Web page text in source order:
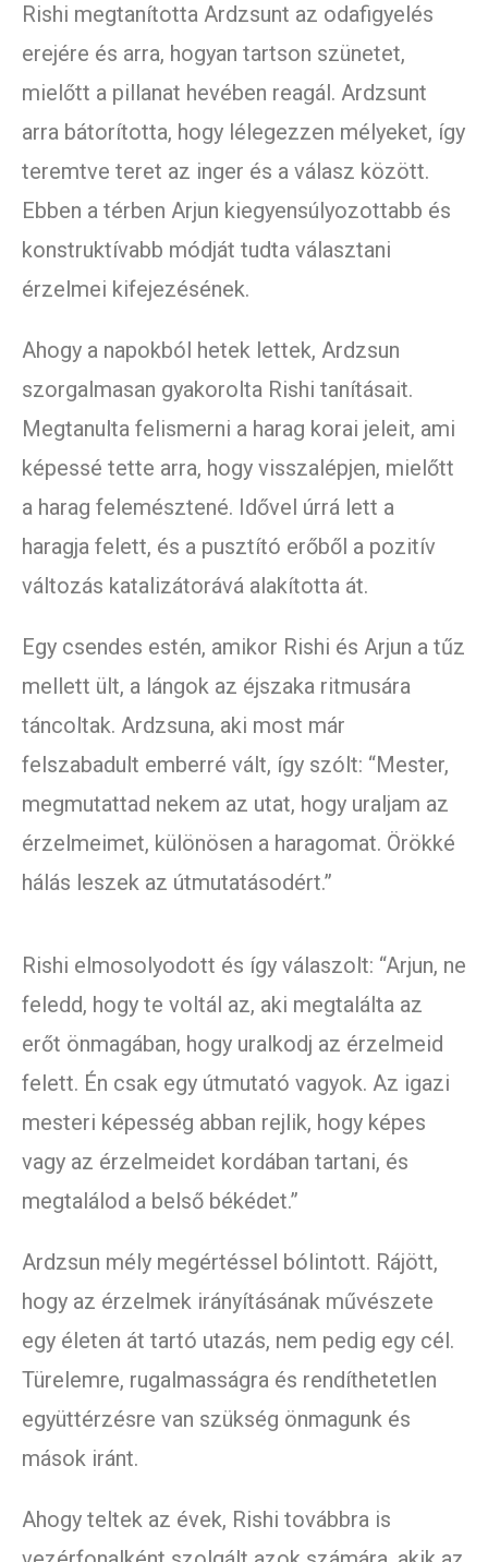
Rishi megtanította Ardzsunt az odafigyelés
erejére és arra, hogyan tartson szünetet,
mielőtt a pillanat hevében reagál. Ardzsunt
arra bátorította, hogy lélegezzen mélyeket, így
teremtve teret az inger és a válasz között.
Ebben a térben Arjun kiegyensúlyozottabb és
konstruktívabb módját tudta választani
érzelmei kifejezésének.
Ahogy a napokból hetek lettek, Ardzsun
szorgalmasan gyakorolta Rishi tanításait.
Megtanulta felismerni a harag korai jeleit, ami
képessé tette arra, hogy visszalépjen, mielőtt
a harag felemésztené. Idővel úrrá lett a
haragja felett, és a pusztító erőből a pozitív
változás katalizátorává alakította át.
Egy csendes estén, amikor Rishi és Arjun a tűz
mellett ült, a lángok az éjszaka ritmusára
táncoltak. Ardzsuna, aki most már
felszabadult emberré vált, így szólt: “Mester,
megmutattad nekem az utat, hogy uraljam az
érzelmeimet, különösen a haragomat. Örökké
hálás leszek az útmutatásodért.”
Rishi elmosolyodott és így válaszolt: “Arjun, ne
feledd, hogy te voltál az, aki megtalálta az
erőt önmagában, hogy uralkodj az érzelmeid
felett. Én csak egy útmutató vagyok. Az igazi
mesteri képesség abban rejlik, hogy képes
vagy az érzelmeidet kordában tartani, és
megtalálod a belső békédet.”
Ardzsun mély megértéssel bólintott. Rájött,
hogy az érzelmek irányításának művészete
egy életen át tartó utazás, nem pedig egy cél.
Türelemre, rugalmasságra és rendíthetetlen
együttérzésre van szükség önmagunk és
mások iránt.
Ahogy teltek az évek, Rishi továbbra is